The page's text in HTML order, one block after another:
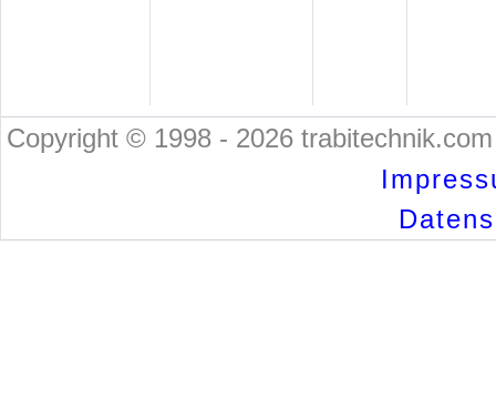
Copyright © 1998 - 2026